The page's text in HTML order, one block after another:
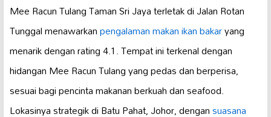
Mee Racun Tulang Taman Sri Jaya terletak di Jalan Rotan
Tunggal menawarkanpengalaman makan ikan bakaryang
menarik dengan rating 4.1. Tempat ini terkenal dengan
hidangan Mee Racun Tulang yang pedas dan berperisa,
sesuai bagi pencinta makanan berkuah dan seafood.
Lokasinya strategik di Batu Pahat, Johor, dengansuasana